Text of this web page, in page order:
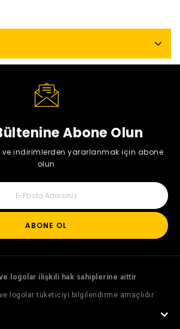
Abone Olun
indirimlerden yararlanmak için abone
olun
ABONE OL
ve logolar ilişkili hak sahiplerine aittir
logolar tüketiciyi bilgilendirme amaçlıdır